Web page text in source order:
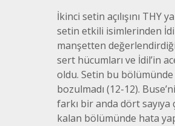
İkinci setin açılışını THY
setin etkili isimlerinden
manşetten değerlendirdiği
sert hücumları ve İdil’in
oldu. Setin bu
bozulmadı (12-12).
farkı bir anda dört sayıya
kalan bölümünde hata